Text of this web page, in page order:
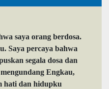
saya orang berdosa.
Saya percaya bahwa
segala dosa dan
Engkau,
hati dan hidupku